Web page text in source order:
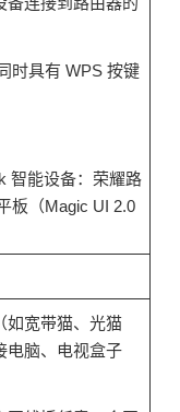
时具有 WPS 按键
智能设备：荣耀路
板（Magic UI 2.0
如宽带猫、光猫
电脑、电视盒子